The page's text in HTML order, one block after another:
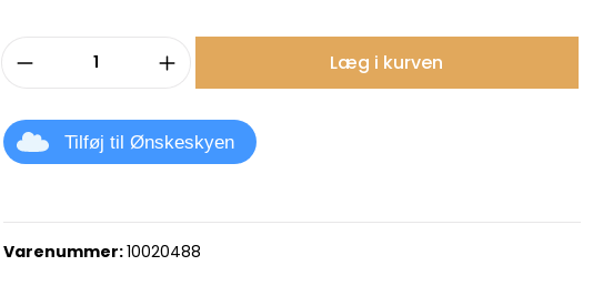
Produktmængde: Indtast det ønskede
Læg i kurven
Tilføj til Ønskeskyen
Varenummer:10020488